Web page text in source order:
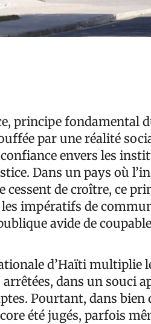
principe fondamental
par une réalité
envers les
Dans un pays où
de croître, ce
impératifs de
avide de
d’Haïti multiplie
dans un souci
Pourtant, dans bien
été jugés, parfois